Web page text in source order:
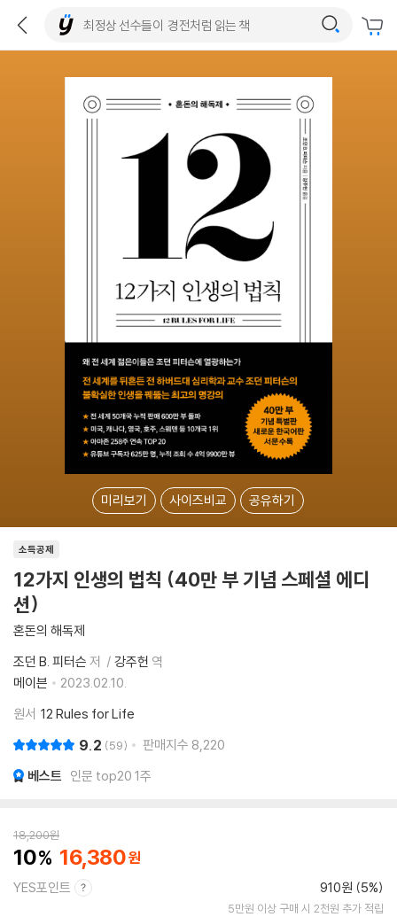
미리보기 사이즈비교 공유하기
소득공제
12가지 인생의 법칙 (40만 부 기념 스페셜 에디
션)
혼돈의 해독제
조던 B. 피터슨 저 강주헌 역
메이븐
2023.02.10.
원서 12 Rules for Life
9.2 59 판매지수 8,220
베스트 인문 top20 1주
18,200원
10 16,380
YES포인트 910원 (5%)
5만원 이상 구매 시 2천원 추가 적립